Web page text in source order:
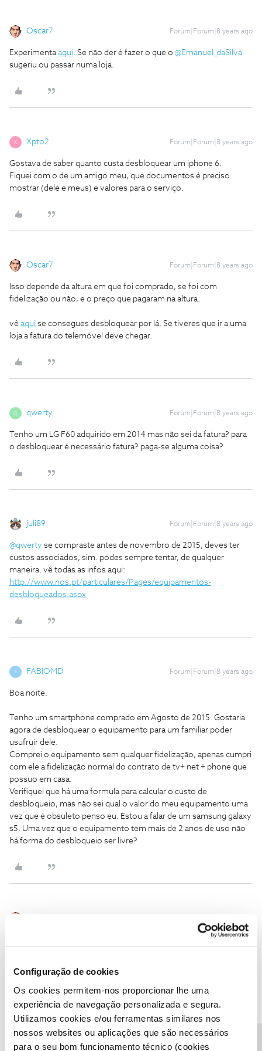
Configuração de cookies
Os cookies permitem-nos proporcionar lhe uma
experiência de navegação personalizada e segura.
Utilizamos cookies e/ou ferramentas similares nos
nossos websites ou aplicações que são necessários
para o seu bom funcionamento técnico (cookies
Oscar7 Forum|Forum|8 years ago
Experimentaaqui. Se não der é fazer o que o @Emanuel_daSilva
sugeriu ou passar numa loja.
X Xpto2 Forum|Forum|8 years ago
Gostava de saber quanto custa desbloquear um iphone 6.
Fiquei com o de um amigo meu, que documentos é preciso
mostrar (dele e meus) e valores para o serviço.
Oscar7 Forum|Forum|8 years ago
Isso depende da altura em que foi comprado, se foi com
fidelização ou não, e o preço que pagaram na altura.
vê aqui se consegues desbloquear por lá. Se tiveres que ir a uma
loja a fatura do telemóvel deve chegar.
Q qwerty Forum|Forum|8 years ago
Tenho um LG F60 adquirido em 2014 mas não sei da fatura? para
o desbloquear é necessário fatura? paga-se alguma coisa?
juli89 Forum|Forum|8 years ago
@qwerty se compraste antes de novembro de 2015, deves ter
custos associados, sim. podes sempre tentar, de qualquer
maneira. vê todas as infos aqui:
http://www.nos.pt/particulares/Pages/equipamentos-
desbloqueados.aspx
F FÁBIOMD Forum|Forum|8 years ago
Boa noite.
Tenho um smartphone comprado em Agosto de 2015. Gostaria
agora de desbloquear o equipamento para um familiar poder
usufruir dele.
Comprei o equipamento sem qualquer fidelização, apenas cumpri
com ele a fidelização normal do contrato de tv+ net + phone que
possuo em casa.
Verifiquei que há uma formula para calcular o custo de
desbloqueio, mas não sei qual o valor do meu equipamento uma
vez que é obsuleto penso eu. Estou a falar de um samsung galaxy
s5. Uma vez que o equipamento tem mais de 2 anos de uso não
há forma do desbloqueio ser livre?
comprado nessa altura sem fidelização, vai sempre